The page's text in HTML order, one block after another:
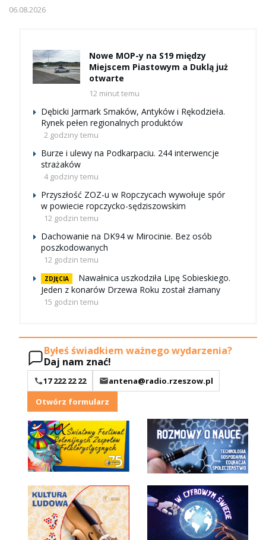
06.08.2026
Nowe MOP-y na S19 między
Miejscem Piastowym a Duklą już
otwarte
12 minut temu
Dębicki Jarmark Smaków, Antyków i Rękodzieła.
Rynek pełen regionalnych produktów
2 godziny temu
Burze i ulewy na Podkarpaciu. 244 interwencje
strażaków
4 godziny temu
Przyszłość ZOZ-u w Ropczycach wywołuje spór
w powiecie ropczycko-sędziszowskim
12 godzin temu
Dachowanie na DK94 w Mirocinie. Bez osób
poszkodowanych
12 godzin temu
ZDJĘCIA
Nawałnica uszkodziła Lipę Sobieskiego.
Jeden z konarów Drzewa Roku został złamany
15 godzin temu
Byłeś świadkiem ważnego wydarzenia?
Daj nam znać!
17 222 22 22
antena@radio.rzeszow.pl
Otwórz formularz